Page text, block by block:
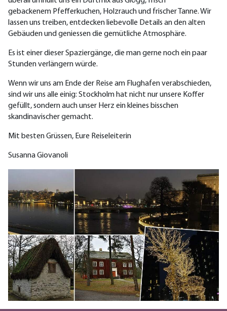
gebackenem Pfefferkuchen, Holzrauch und frischer Tanne. Wir
lassen uns treiben, entdecken liebevolle Details an den alten
Gebäuden und geniessen die gemütliche Atmosphäre.
Es ist einer dieser Spaziergänge, die man gerne noch ein paar
Stunden verlängern würde.
Wenn wir uns am Ende der Reise am Flughafen verabschieden,
sind wir uns alle einig: Stockholm hat nicht nur unsere Koffer
gefüllt, sondern auch unser Herz ein kleines bisschen
skandinavischer gemacht.
Mit besten Grüssen, Eure Reiseleiterin
Susanna Giovanoli